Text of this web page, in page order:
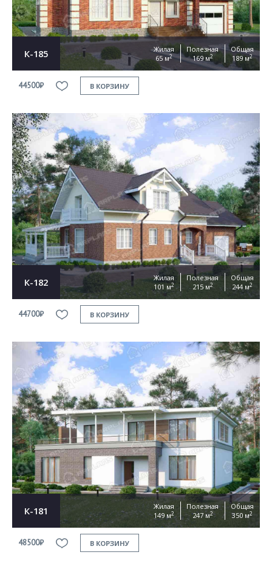
К-185
Жилая
65 м2
Полезная
169 м2
Общая
189 м2
44500₽ В КОРЗИНУ
К-182
Жилая
101 м2
Полезная
215 м2
Общая
244 м2
44700₽ В КОРЗИНУ
К-181
Жилая
149 м2
Полезная
247 м2
Общая
350 м2
48500₽ В КОРЗИНУ